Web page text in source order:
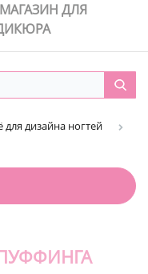
ДЛЯ
для дизайна ногтей